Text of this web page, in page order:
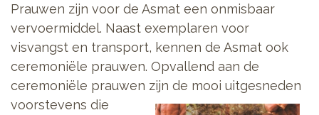
Prauwen zijn voor de Asmat een onmisbaar
vervoermiddel. Naast exemplaren voor
visvangst en transport, kennen de Asmat ook
ceremoniële prauwen. Opvallend aan de
ceremoniële prauwen zijn de mooi uitgesneden
voorstevens die